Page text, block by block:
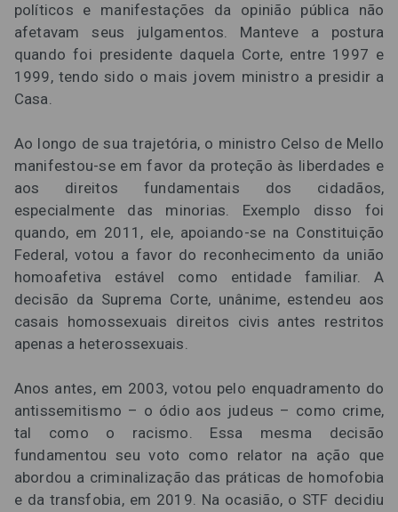
políticos e manifestações da opinião pública não
afetavam seus julgamentos. Manteve a postura
quando foi presidente daquela Corte, entre 1997 e
1999, tendo sido o mais jovem ministro a presidir a
Casa.
Ao longo de sua trajetória, o ministro Celso de Mello
manifestou-se em favor da proteção às liberdades e
aos direitos fundamentais dos cidadãos,
especialmente das minorias. Exemplo disso foi
quando, em 2011, ele, apoiando-se na Constituição
Federal, votou a favor do reconhecimento da união
homoafetiva estável como entidade familiar. A
decisão da Suprema Corte, unânime, estendeu aos
casais homossexuais direitos civis antes restritos
apenas a heterossexuais.
Anos antes, em 2003, votou pelo enquadramento do
antissemitismo – o ódio aos judeus – como crime,
tal como o racismo. Essa mesma decisão
fundamentou seu voto como relator na ação que
abordou a criminalização das práticas de homofobia
e da transfobia, em 2019. Na ocasião, o STF decidiu